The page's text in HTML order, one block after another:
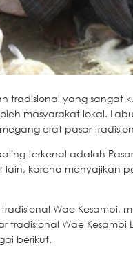
tradisional yang sangat
masyarakat lokal.
erat pasar
terkenal adalah
karena menyajikan
Wae Kesambi,
tradisional Wae Kesambi
berikut.